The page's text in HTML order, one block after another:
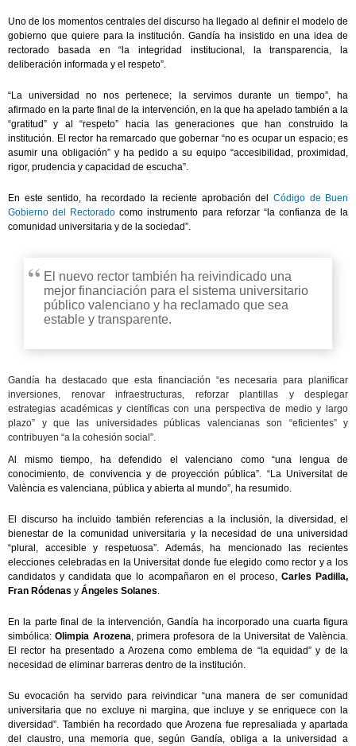
Uno de los momentos centrales del discurso ha llegado al definir el modelo de
gobierno que quiere para la institución. Gandía ha insistido en una idea de
rectorado basada en “la integridad institucional, la transparencia, la
deliberación informada y el respeto”.
“La universidad no nos pertenece; la servimos durante un tiempo”, ha
afirmado en la parte final de la intervención, en la que ha apelado también a la
“gratitud” y al “respeto” hacia las generaciones que han construido la
institución. El rector ha remarcado que gobernar “no es ocupar un espacio; es
asumir una obligación” y ha pedido a su equipo “accesibilidad, proximidad,
rigor, prudencia y capacidad de escucha”.
En este sentido, ha recordado la reciente aprobación del Código de Buen
Gobierno del Rectorado como instrumento para reforzar “la confianza de la
comunidad universitaria y de la sociedad”.
El nuevo rector también ha reivindicado una
mejor financiación para el sistema universitario
público valenciano y ha reclamado que sea
estable y transparente.
Gandía ha destacado que esta financiación “es necesaria para planificar
inversiones, renovar infraestructuras, reforzar plantillas y desplegar
estrategias académicas y científicas con una perspectiva de medio y largo
plazo” y que las universidades públicas valencianas son “eficientes” y
contribuyen “a la cohesión social”.
Al mismo tiempo, ha defendido el valenciano como “una lengua de
conocimiento, de convivencia y de proyección pública”. “La Universitat de
València es valenciana, pública y abierta al mundo”, ha resumido.
El discurso ha incluido también referencias a la inclusión, la diversidad, el
bienestar de la comunidad universitaria y la necesidad de una universidad
“plural, accesible y respetuosa”. Además, ha mencionado las recientes
elecciones celebradas en la Universitat donde fue elegido como rector y a los
candidatos y candidata que lo acompañaron en el proceso, Carles Padilla,
Fran Ródenasy Ángeles Solanes
En la parte final de la intervención, Gandía ha incorporado una cuarta figura
simbólica:Olimpia Arozena , primera profesora de la Universitat de València.
El rector ha presentado a Arozena como emblema de “la equidad” y de la
necesidad de eliminar barreras dentro de la institución.
Su evocación ha servido para reivindicar “una manera de ser comunidad
universitaria que no excluye ni margina, que incluye y se enriquece con la
diversidad”. También ha recordado que Arozena fue represaliada y apartada
del claustro, una memoria que, según Gandía, obliga a la universidad a